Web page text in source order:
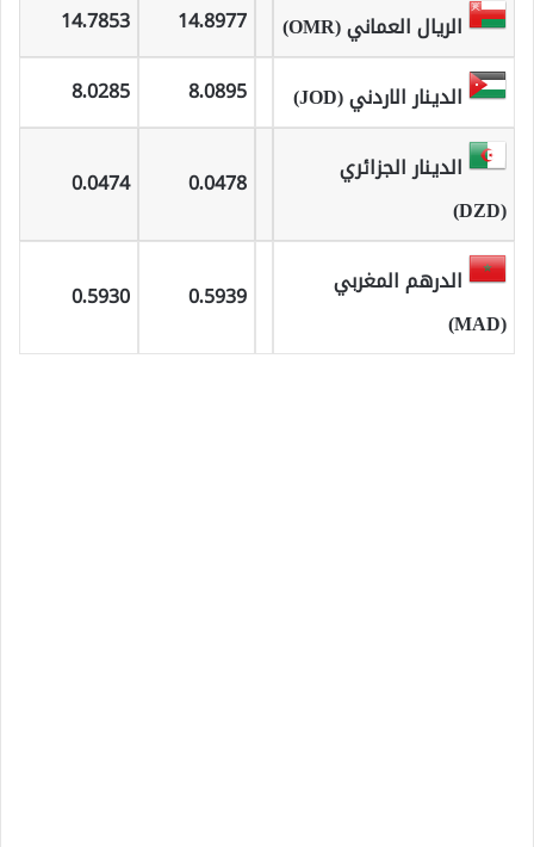
الريال العماني (OMR) 14.8977
14.7853
الدينار الاردني (JOD) 8.0895
8.0285
الدينار الجزائري
(DZD)
0.0478
0.0474
الدرهم المغربي
(MAD)
0.5939
0.5930